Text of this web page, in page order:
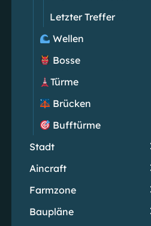
Letzter Treffer
Wellen
Bosse
Türme
Brücken
Bufftürme
Stadt
Aincraft
Farmzone
Baupläne